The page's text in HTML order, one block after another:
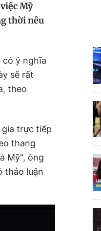
Mỹ
thời nêu
có ý nghĩa
sẽ rất
theo
trực tiếp
thang
Mỹ", ông
thảo luận